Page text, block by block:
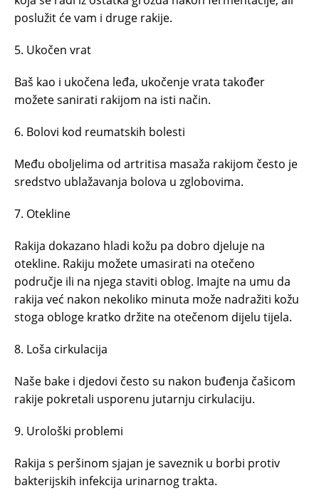
poslužit će vam i druge rakije.
5. Ukočen vrat
Baš kao i ukočena leđa, ukočenje vrata također
možete sanirati rakijom na isti način.
6. Bolovi kod reumatskih bolesti
Među oboljelima od artritisa masaža rakijom često je
sredstvo ublažavanja bolova u zglobovima.
7. Otekline
Rakija dokazano hladi kožu pa dobro djeluje na
otekline. Rakiju možete umasirati na otečeno
područje ili na njega staviti oblog. Imajte na umu da
rakija već nakon nekoliko minuta može nadražiti kožu
stoga obloge kratko držite na otečenom dijelu tijela.
8. Loša cirkulacija
Naše bake i djedovi često su nakon buđenja čašicom
rakije pokretali usporenu jutarnju cirkulaciju.
9. Urološki problemi
Rakija s peršinom sjajan je saveznik u borbi protiv
bakterijskih infekcija urinarnog trakta.